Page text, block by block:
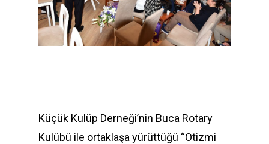
Küçük Kulüp Derneği’nin Buca Rotary
Kulübü ile ortaklaşa yürüttüğü “Otizmi